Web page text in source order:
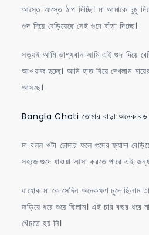
আস্তে আস্তে ঠাপ দিচ্ছি। মা আমাকে চুমু
গুদ দিয়ে বেড়িয়েছে সেই গুদে বাঁড়া দিচ্ছে।
সত্যই আমি ভাগ্যবান আমি এই গুদ দিয়ে
আওয়াজ হচ্ছে। আমি হাত দিয়ে দেখলাম
আসছে।
Bangla Choti তোমার বাড়া অনেক বড়
মা বলল ওটা চোদার ফলে গুদের ফ্যাদা
সহজে গুদে যাওয়া আসা করতে পারে এই
যাহোক মা কে সেদিন অনেকক্ষণ চুদে ছিলাম
জড়িয়ে ধরে শুয়ে ছিলাম। এই চার বছর ধরে
খেঁচতে হয় নি।